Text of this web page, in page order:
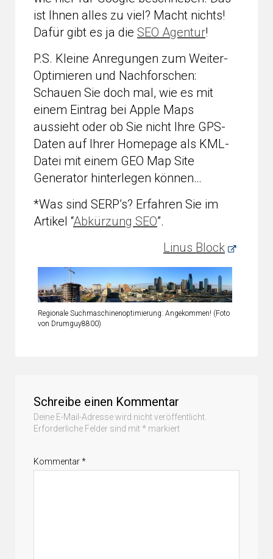
ist Ihnen alles zu viel? Macht nichts!
Dafür gibt es ja die SEO Agentur!
P.S. Kleine Anregungen zum Weiter-
Optimieren und Nachforschen:
Schauen Sie doch mal, wie es mit
einem Eintrag bei Apple Maps
aussieht oder ob Sie nicht Ihre GPS-
Daten auf Ihrer Homepage als KML-
Datei mit einem GEO Map Site
Generator hinterlegen können…
*Was sind SERP’s? Erfahren Sie im
Artikel “Abkürzung SEO”.
Linus Block
Regionale Suchmaschinenoptimierung: Angekommen! (Foto
von Drumguy8800)
Schreibe einen Kommentar
Deine E-Mail-Adresse wird nicht veröffentlicht.
Erforderliche Felder sind mit * markiert
Kommentar*